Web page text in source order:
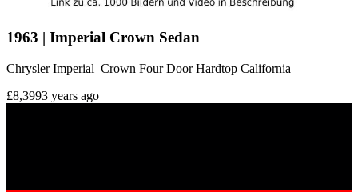
1963 | Imperial Crown Sedan
Chrysler Imperial Crown Four Door Hardtop California
£8,3993 years ago